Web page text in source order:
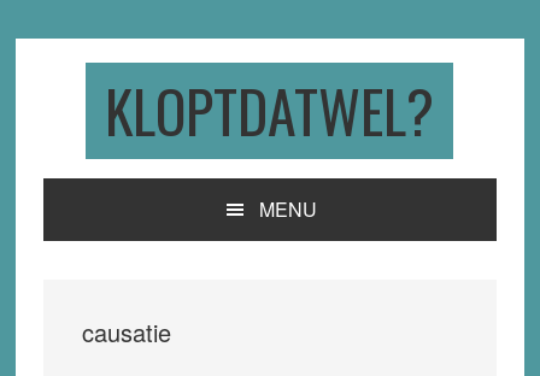
KLOPTDATWEL?
MENU
causatie